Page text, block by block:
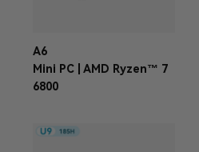
A6
Mini PC | AMD Ryzen™ 7
6800